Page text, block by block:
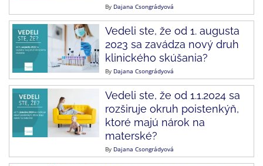
By Dajana Csongrádyová
Vedeli ste, že od 1. augusta
2023 sa zavádza nový druh
klinického skúšania?
By Dajana Csongrádyová
Vedeli ste, že od 1.1.2024 sa
rozširuje okruh poistenkýň,
ktoré majú nárok na
materské?
By Dajana Csongrádyová